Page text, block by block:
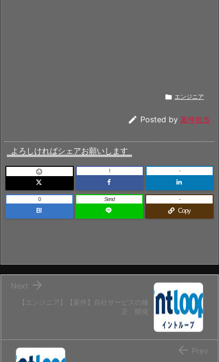
 エンジニア
 Posted by 案件担当
よろしければシェアお願いします
 ! -
B!
0 Send
Copy
-
【エンジニア】【案件】自社サービスの修
正、開発

Next
 Prev